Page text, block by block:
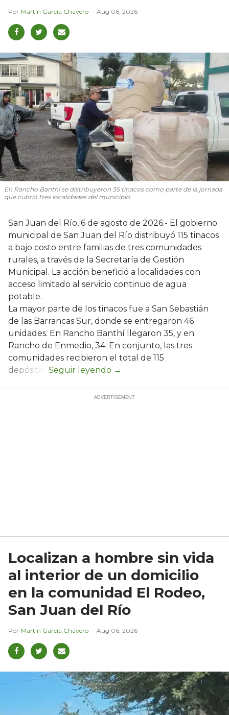
Martín García Chavero Aug 06, 2026
En Rancho Banthí se distribuyeron 35 tinacos como parte de la jornada
que cubrió tres localidades del municipio.
San Juan del Río, 6 de agosto de 2026.- El gobierno
municipal de San Juan del Río distribuyó 115 tinacos
a bajo costo entre familias de tres comunidades
rurales, a través de la Secretaría de Gestión
Municipal. La acción benefició a localidades con
acceso limitado al servicio continuo de agua
potable.
La mayor parte de los tinacos fue a San Sebastián
de las Barrancas Sur, donde se entregaron 46
unidades. En Rancho Banthí llegaron 35, y en
Rancho de Enmedio, 34. En conjunto, las tres
comunidades recibieron el total de 115
depósitos.
Localizan a hombre sin vida
al interior de un domicilio
en la comunidad El Rodeo,
San Juan del Río
Martín García Chavero Aug 06, 2026